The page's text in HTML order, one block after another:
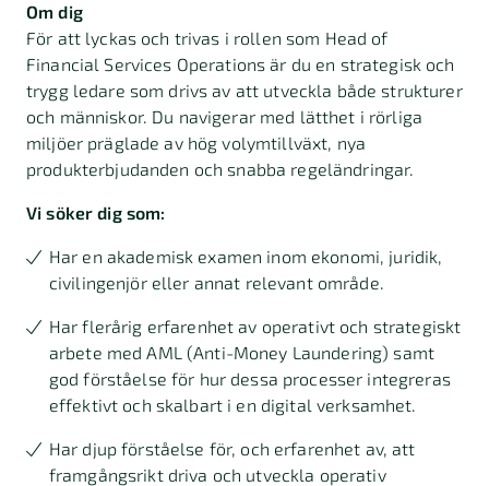
Om dig
För att lyckas och trivas i rollen som Head of
Financial Services Operations är du en strategisk och
trygg ledare som drivs av att utveckla både strukturer
och människor. Du navigerar med lätthet i rörliga
miljöer präglade av hög volymtillväxt, nya
produkterbjudanden och snabba regeländringar.
Vi söker dig som:
Har en akademisk examen inom ekonomi, juridik,
civilingenjör eller annat relevant område.
Har flerårig erfarenhet av operativt och strategiskt
arbete med AML (Anti-Money Laundering) samt
god förståelse för hur dessa processer integreras
effektivt och skalbart i en digital verksamhet.
Har djup förståelse för, och erfarenhet av, att
framgångsrikt driva och utveckla operativ